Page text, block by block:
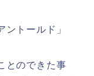
ントールド」
とのできた事